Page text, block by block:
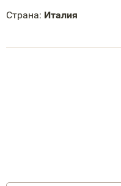
Страна: Италия